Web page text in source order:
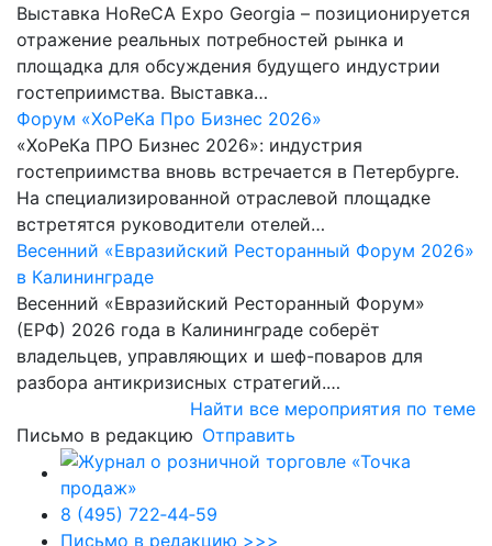
Выставка HoReCA Expo Georgia – позиционируется
отражение реальных потребностей рынка и
площадка для обсуждения будущего индустрии
гостеприимства. Выставка…
Форум «ХоРеКа Про Бизнес 2026»
«ХоРеКа ПРО Бизнес 2026»: индустрия
гостеприимства вновь встречается в Петербурге.
На специализированной отраслевой площадке
встретятся руководители отелей…
Весенний «Евразийский Ресторанный Форум 2026»
в Калининграде
Весенний «Евразийский Ресторанный Форум»
(ЕРФ) 2026 года в Калининграде соберёт
владельцев, управляющих и шеф-поваров для
разбора антикризисных стратегий.…
Найти все мероприятия по теме
Письмо в редакцию Отправить
8 (495) 722‑44‑59
Письмо в редакцию >>>